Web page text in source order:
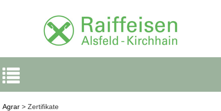
Navigation
ein-/ausblenden
Agrar > Zertifikate